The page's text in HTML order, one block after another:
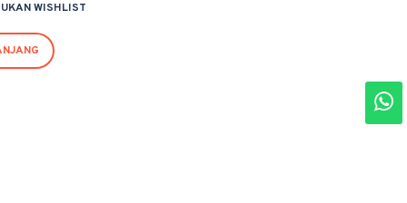
WISHLIST